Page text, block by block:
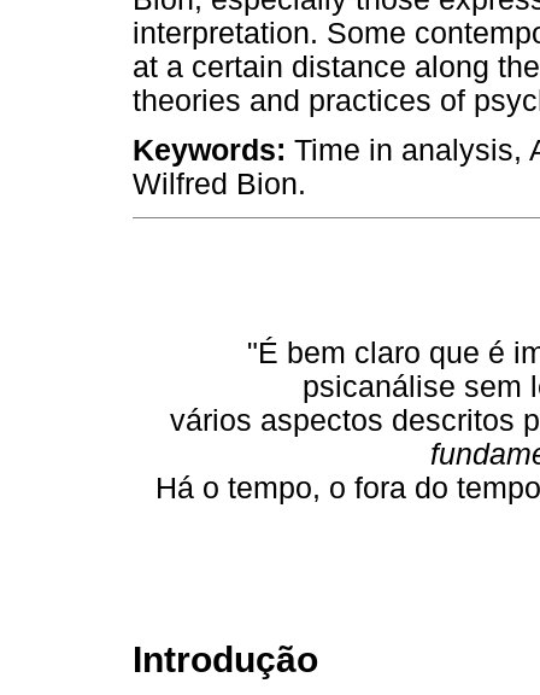
interpretation. Some
at a certain distance along
theories and practices of
Keywords: Time in analysis,
Wilfred Bion.
"É bem claro que é
psicanálise sem
vários aspectos descritos
Há o tempo, o fora do
Introdução